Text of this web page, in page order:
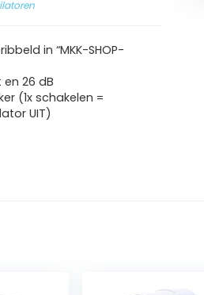
in “MKK-SHOP-
26 dB
(1x schakelen =
UIT)